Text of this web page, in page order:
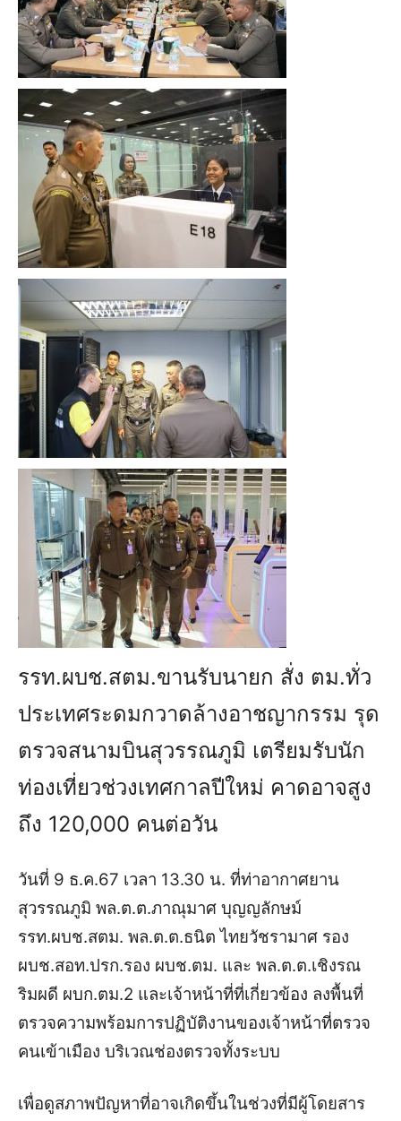
รรท.ผบช.สตม.ขานรับนายก สั่ง ตม.ทั่ว
ประเทศระดมกวาดล้างอาชญากรรม รุด
ตรวจสนามบินสุวรรณภูมิ เตรียมรับนัก
ท่องเที่ยวช่วงเทศกาลปีใหม่ คาดอาจสูง
ถึง 120,000 คนต่อวัน
วันที่ 9 ธ.ค.67 เวลา 13.30 น. ที่ท่าอากาศยาน
สุวรรณภูมิ พล.ต.ต.ภาณุมาศ บุญญลักษม์
รรท.ผบช.สตม. พล.ต.ต.ธนิต ไทยวัชรามาศ รอง
ผบช.สอท.ปรก.รอง ผบช.ตม. และ พล.ต.ต.เชิงรณ
ริมผดี ผบก.ตม.2 และเจ้าหน้าที่ที่เกี่ยวข้อง ลงพื้นที่
ตรวจความพร้อมการปฏิบัติงานของเจ้าหน้าที่ตรวจ
คนเข้าเมือง บริเวณช่องตรวจทั้งระบบ
เพื่อดูสภาพปัญหาที่อาจเกิดขึ้นในช่วงที่มีผู้โดยสาร